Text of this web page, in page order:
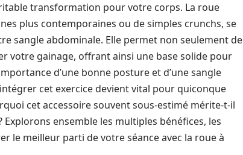
transformation pour votre corps. La roue
plus contemporaines ou de simples crunchs, se
sangle abdominale. Elle permet non seulement de
votre gainage, offrant ainsi une base solide pour
d’une bonne posture et d’une sangle
cet exercice devient vital pour quiconque
cet accessoire souvent sous-estimé mérite-t-il
ensemble les multiples bénéfices, les
le meilleur parti de votre séance avec la roue à